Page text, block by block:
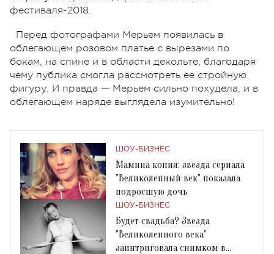
фестиваля-2018.
Перед фотографами Мерьем появилась в
облегающем розовом платье с вырезами по
бокам, на спине и в области декольте, благодаря
чему публика смогла рассмотреть ее стройную
фигуру. И правда — Мерьем сильно похудела, и в
облегающем наряде выглядела изумительно!
ШОУ-БИЗНЕС
Мамина копия: звезда сериала
"Великолепный век" показала
подросшую дочь
ШОУ-БИЗНЕС
Будет свадьба? Звезда
"Великолепного века"
заинтриговала снимком в